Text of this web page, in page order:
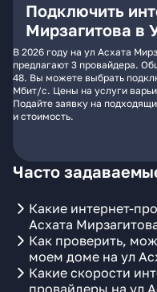
Подключить
Мирзагитова в
В 2026 году на ул Асхата
предлагают 3 провайдера.
48. Вы можете выбрать
Мбит/с. Цены на услуги
Подайте заявку на
и стоимость.
Часто
Какие интернет-
Асхата
Как проверить,
моем доме на ул
Какие скорости
провайдеры на ул